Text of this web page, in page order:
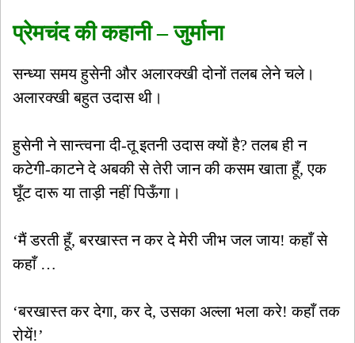
प्रेमचंद की कहानी – जुर्माना
सन्ध्या समय हुसेनी और अलारक्खी दोनों तलब लेने चले।
अलारक्खी बहुत उदास थी।
हुसेनी ने सान्त्वना दी-तू इतनी उदास क्यों है? तलब ही न
कटेगी-काटने दे अबकी से तेरी जान की कसम खाता हूँ, एक
घूँट दारू या ताड़ी नहीं पिऊँगा।
‘मैं डरती हूँ, बरखास्त न कर दे मेरी जीभ जल जाय! कहाँ से
कहाँ …
‘बरखास्त कर देगा, कर दे, उसका अल्ला भला करे! कहाँ तक
रोयें!’